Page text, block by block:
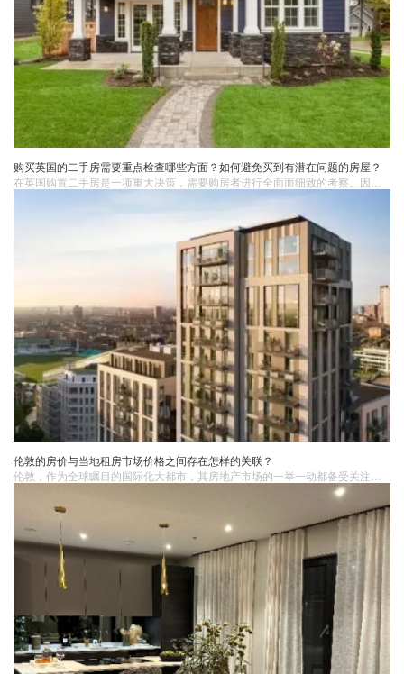
购买英国的二手房需要重点检查哪些方面？如何避免买到有潜在问题的房屋？
伦敦的房价与当地租房市场价格之间存在怎样的关联？